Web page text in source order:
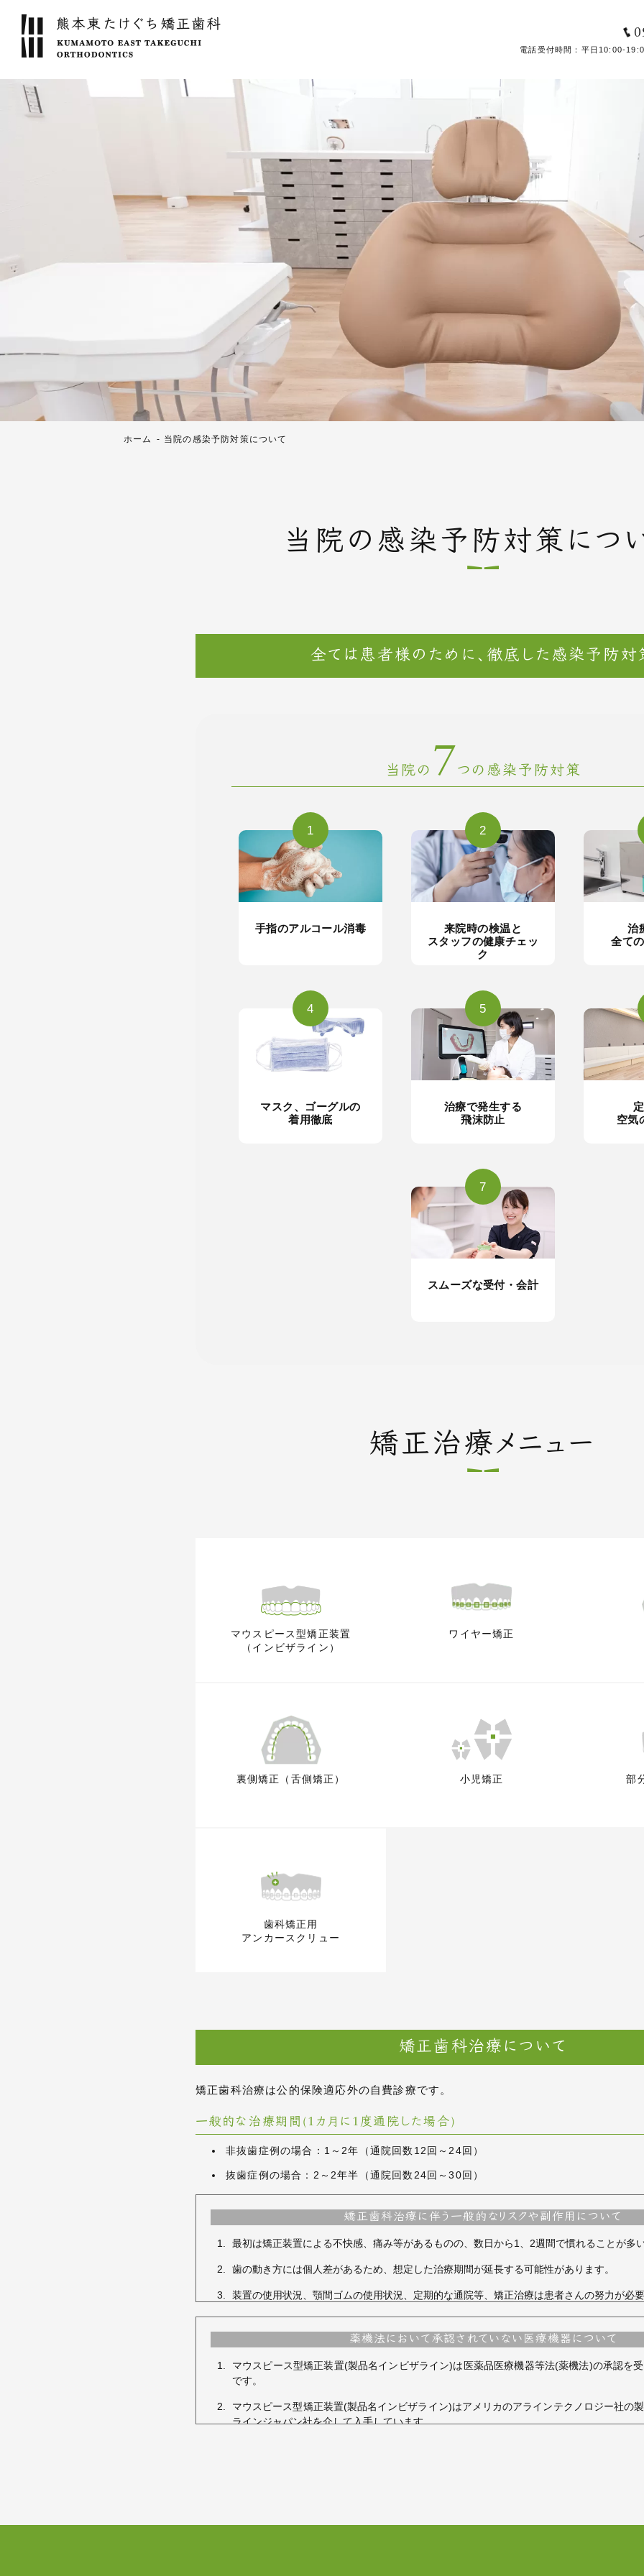
電話受付時間：平日10:00-
ホーム 当院の感染予防対策について
当院の 感染予防対策につ
全ては患者様のために、徹底した感染予防対
当院の 7 つの感染予防対策
1
手指のアルコール消毒
2
来院時の検温と
スタッフの健康チェッ
ク
治
全て
4
マスク、ゴーグルの
着用徹底
5
治療で発生する
飛沫防止
空気
7
スムーズな受付・会計
矯正治療メニュー
マウスピース型矯正装置
（インビザライン）
ワイヤー矯正
裏側矯正 （舌側矯正） 小児矯正 部
歯科矯正用
アンカー スクリュー
矯正歯科治療について
矯正歯科治療は公的保険適応外の自費診療です。
一般的な治療期間(1カ月に1度通院した場合)
非抜歯症例の場合：1～2年（通院回数12回～24回）
抜歯症例の場合：2～2年半（通院回数24回～30回）
矯正歯科治療に伴う 一般的なリスクや副作用について
最初は矯正装置による不快感、痛み等があるものの、数日から1、2週間で慣れることが多
歯の動き方には個人差があるため、想定した治療期間が延長する可能性があります。
装置の使用状況、顎間ゴムの使用状況、定期的な通院等、矯正治療は患者さんの努力が必
治療中は、装置が付くため歯が磨きにくくなります。むし歯や歯周病のリスクが高まる
や、定期的なメンテナンスが重要になります。また、歯が動くと隠れていたむし歯が見え
す。
ごくまれに歯が骨と癒着し、歯が動かないことがあります。
薬機法において承認されていない 医療機器について
マウスピース型矯正装置(製品名インビザライン)は医薬品医療機器等法(薬機法)の承認を
です。
マウスピース型矯正装置(製品名インビザライン)はアメリカのアラインテクノロジー社の
ラインジャパン社を介して入手しています。